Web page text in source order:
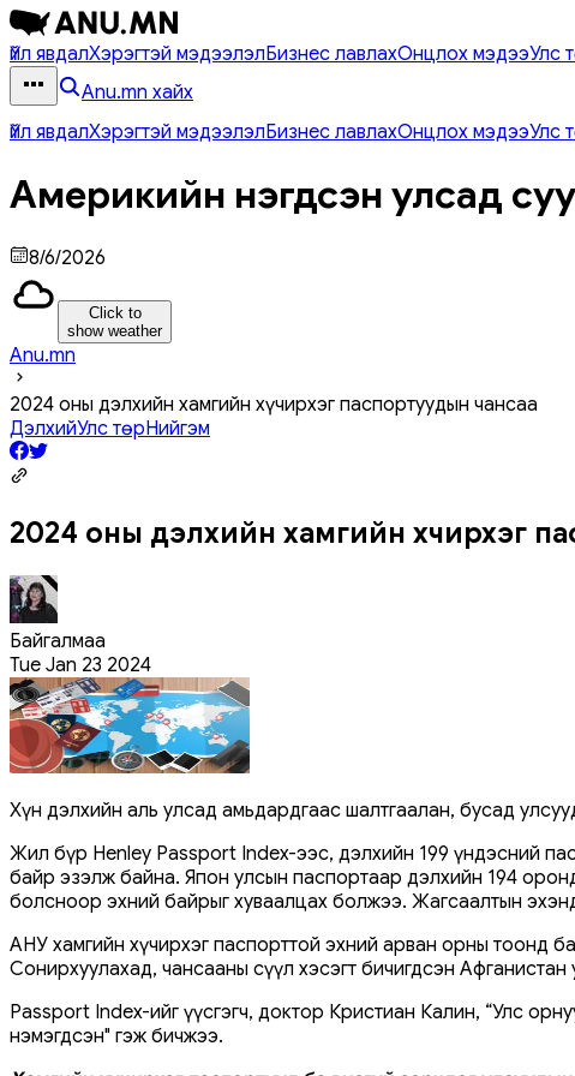
Үйл явдалХэрэгтэй мэдээлэлБизнес лавлахОнцлох мэдээУлс
Anu.mn хайх
Үйл явдалХэрэгтэй мэдээлэлБизнес лавлахОнцлох мэдээУлс
Америкийн нэгдсэн улсад
8/6/2026
Click to
show weather
Anu.mn
2024 оны дэлхийн хамгийн хүчирхэг паспортуудын чансаа
ДэлхийУлс төрНийгэм
2024 оны дэлхийн хамгийн хүчирхэг
Байгалмаа
Tue Jan 23 2024
Хүн дэлхийн аль улсад амьдардгаас шалтгаалан, бусад
Жил бүр Henley Passport Index-ээс, дэлхийн 199 үндэсний
байр эзэлж байна. Япон улсын паспортаар дэлхийн 194
болсноор эхний байрыг хуваалцах болжээ. Жагсаалтын
АНУ хамгийн хүчирхэг паспорттой эхний арван орны тоонд
Сонирхуулахад, чансааны сүүл хэсэгт бичигдсэн
Passport Index-ийг үүсгэгч, доктор Кристиан Калин, “Улс
нэмэгдсэн" гэж бичжээ.